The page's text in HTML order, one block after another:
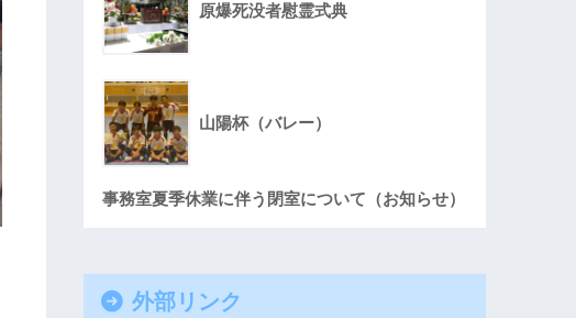
原爆死没者慰霊式典
山陽杯（バレー）
事務室夏季休業に伴う閉室について（お知らせ）
外部リンク